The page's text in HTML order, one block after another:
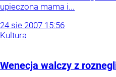
upieczona mama i...
24 sie 2007 15:56
Kultura
Wenecja walczy z